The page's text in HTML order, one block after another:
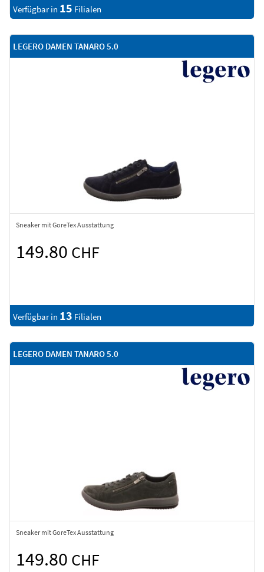
Verfügbar in 15 Filialen
LEGERO DAMEN TANARO 5.0
Sneaker mit GoreTex Ausstattung
149.80 CHF
Verfügbar in 13 Filialen
LEGERO DAMEN TANARO 5.0
Sneaker mit GoreTex Ausstattung
149.80 CHF